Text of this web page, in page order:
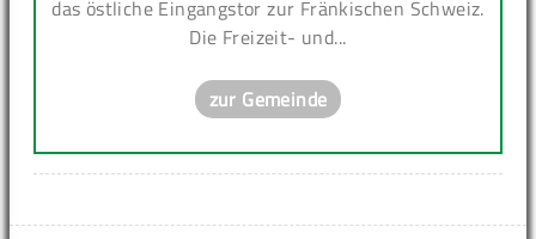
das östliche Eingangstor zur Fränkischen Schweiz.
Die Freizeit- und...
zur Gemeinde